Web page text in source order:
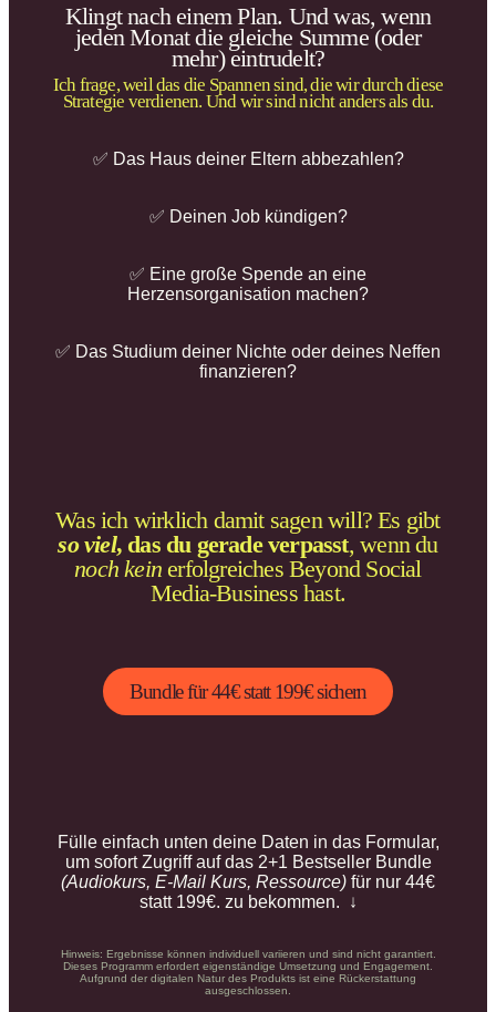
Klingt nach einem Plan. Und was, wenn
jeden Monat die gleiche Summe (oder
mehr) eintrudelt?
Ich frage, weil das die Spannen sind, die wir durch diese
Strategie verdienen. Und wir sind nicht anders als du.
✅ Das Haus deiner Eltern abbezahlen?
✅ Deinen Job kündigen?
✅ Eine große Spende an eine
Herzensorganisation machen?
✅ Das Studium deiner Nichte oder deines Neffen
finanzieren?
Was ich wirklich damit sagen will? Es gibt
so viel, das du gerade verpasst, wenn du
noch kein erfolgreiches Beyond Social
Media-Business hast.
Bundle für 44€ statt 199€ sichern
Fülle einfach unten deine Daten in das Formular,
um sofort Zugriff auf das 2+1 Bestseller Bundle
(Audiokurs, E-Mail Kurs, Ressource) für nur 44€
statt 199€. zu bekommen. ↓
Hinweis: Ergebnisse können individuell variieren und sind nicht garantiert.
Dieses Programm erfordert eigenständige Umsetzung und Engagement.
Aufgrund der digitalen Natur des Produkts ist eine Rückerstattung
ausgeschlossen.